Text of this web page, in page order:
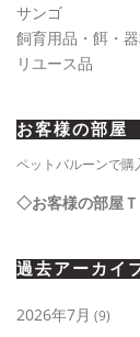
サンゴ
飼育用品・餌・
リユース品
お客様の部屋
ペットバルーンで購
◇お客様の部屋Ｔ
過去アーカイ
2026年7月 (9)